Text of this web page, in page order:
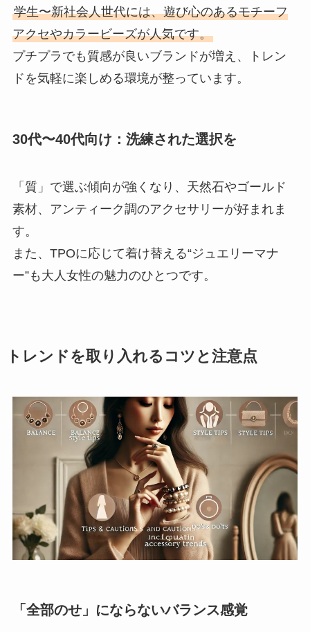
学生〜新社会人世代には、遊び心のあるモチーフ
アクセやカラービーズが人気です。
プチプラでも質感が良いブランドが増え、トレン
ドを気軽に楽しめる環境が整っています。
30代〜40代向け：洗練された選択を
「質」で選ぶ傾向が強くなり、天然石やゴールド
素材、アンティーク調のアクセサリーが好まれま
す。
また、TPOに応じて着け替える“ジュエリーマナ
ー”も大人女性の魅力のひとつです。
トレンドを取り入れるコツと注意点
「全部のせ」にならないバランス感覚